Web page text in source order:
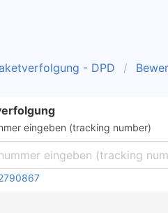
- DPD
eingeben (tracking number)